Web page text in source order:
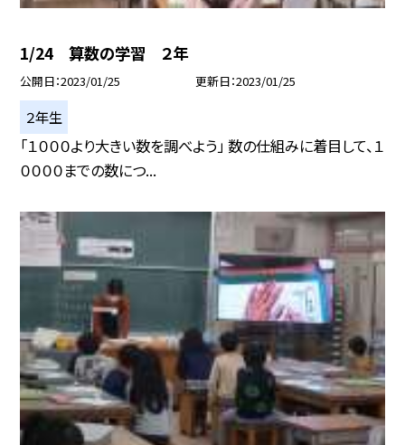
1/24 算数の学習 ２年
公開日 2023/01/25 更新日 2023/01/25
２年生
「１０００より大きい数を調べよう」 数の仕組みに着目して、１
００００までの数につ...